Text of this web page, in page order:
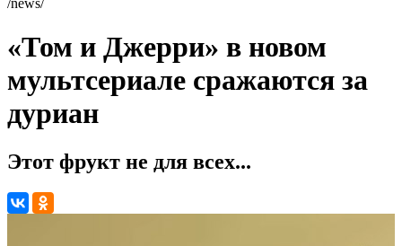
/news/
«Том и Джерри» в новом
мультсериале сражаются за
дуриан
Этот фрукт не для всех...